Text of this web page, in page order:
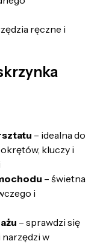
ręczne i
– idealna do
kluczy i
– świetna
i
– sprawdzi się
narzędzi w